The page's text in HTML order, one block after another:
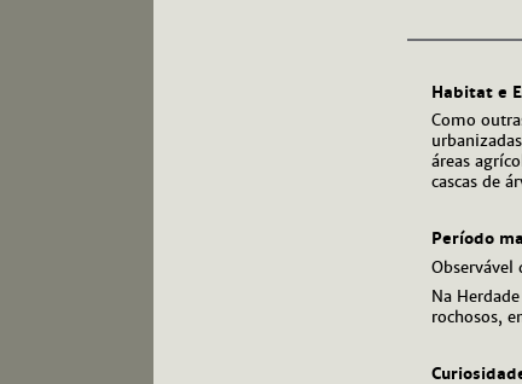
Habitat e
Como
áreas
cascas de
Período
Na
rochosos,